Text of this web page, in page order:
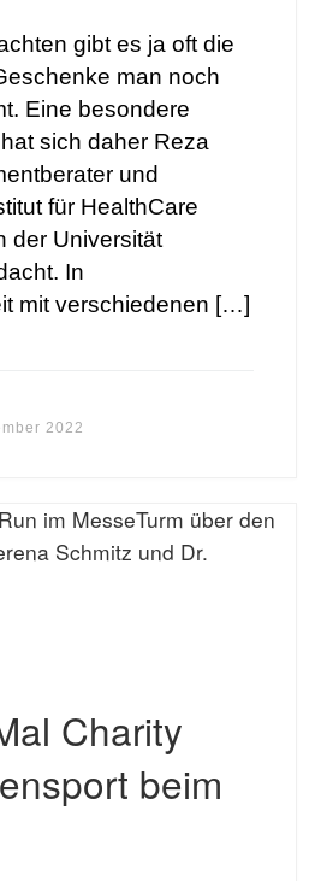
gibt es ja oft die
man noch
Eine besondere
sich daher Reza
und
für HealthCare
der Universität
In
mit verschiedenen […]
2022
Charity
beim